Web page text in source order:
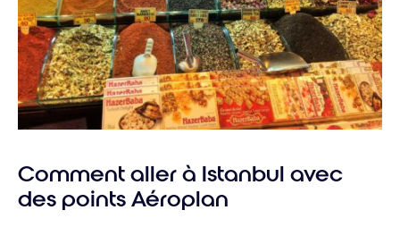
Comment aller à Istanbul avec
des points Aéroplan